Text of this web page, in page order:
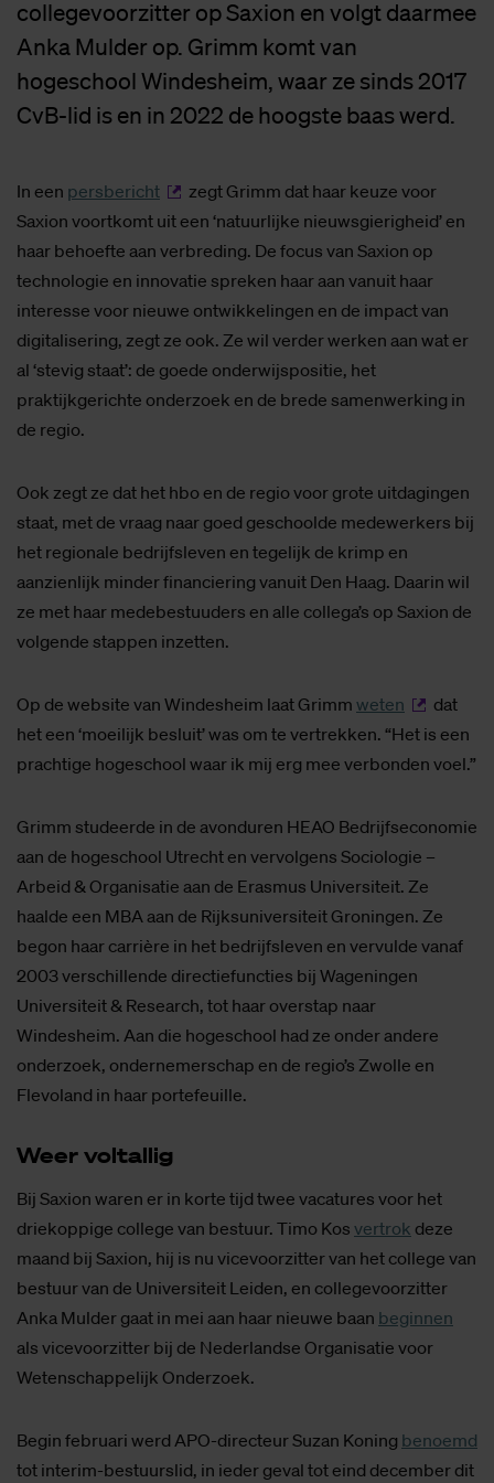
collegevoorzitter op Saxion en volgt daarmee
Anka Mulder op. Grimm komt van
hogeschool Windesheim, waar ze sinds 2017
CvB-lid is en in 2022 de hoogste baas werd.
In een persbericht
zegt Grimm dat haar keuze voor
Saxion voortkomt uit een ‘natuurlijke nieuwsgierigheid’ en
haar behoefte aan verbreding. De focus van Saxion op
technologie en innovatie spreken haar aan vanuit haar
interesse voor nieuwe ontwikkelingen en de impact van
digitalisering, zegt ze ook. Ze wil verder werken aan wat er
al ‘stevig staat’: de goede onderwijspositie, het
praktijkgerichte onderzoek en de brede samenwerking in
de regio.
Ook zegt ze dat het hbo en de regio voor grote uitdagingen
staat, met de vraag naar goed geschoolde medewerkers bij
het regionale bedrijfsleven en tegelijk de krimp en
aanzienlijk minder financiering vanuit Den Haag. Daarin wil
ze met haar medebestuuders en alle collega’s op Saxion de
volgende stappen inzetten.
Op de website van Windesheim laat Grimm weten
dat
het een ‘moeilijk besluit’ was om te vertrekken. “Het is een
prachtige hogeschool waar ik mij erg mee verbonden voel.”
Grimm studeerde in de avonduren HEAO Bedrijfseconomie
aan de hogeschool Utrecht en vervolgens Sociologie –
Arbeid & Organisatie aan de Erasmus Universiteit. Ze
haalde een MBA aan de Rijksuniversiteit Groningen. Ze
begon haar carrière in het bedrijfsleven en vervulde vanaf
2003 verschillende directiefuncties bij Wageningen
Universiteit & Research, tot haar overstap naar
Windesheim. Aan die hogeschool had ze onder andere
onderzoek, ondernemerschap en de regio’s Zwolle en
Flevoland in haar portefeuille.
Weer vol­tal­lig
Bij Saxion waren er in korte tijd twee vacatures voor het
driekoppige college van bestuur. Timo Kos vertrok deze
maand bij Saxion, hij is nu vicevoorzitter van het college van
bestuur van de Universiteit Leiden, en collegevoorzitter
Anka Mulder gaat in mei aan haar nieuwe baan beginnen
als vicevoorzitter bij de Nederlandse Organisatie voor
Wetenschappelijk Onderzoek.
Begin februari werd APO-directeur Suzan Koning benoemd
tot interim-bestuurslid, in ieder geval tot eind december dit